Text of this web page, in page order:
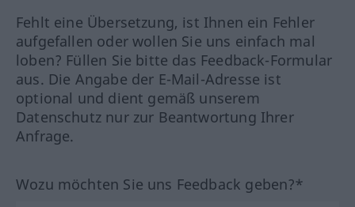
Fehlt eine Übersetzung, ist Ihnen ein Fehler
aufgefallen oder wollen Sie uns einfach mal
loben? Füllen Sie bitte das Feedback-Formular
aus. Die Angabe der E-Mail-Adresse ist
optional und dient gemäß unserem
Datenschutz nur zur Beantwortung Ihrer
Anfrage.
Wozu möchten Sie uns Feedback geben?*